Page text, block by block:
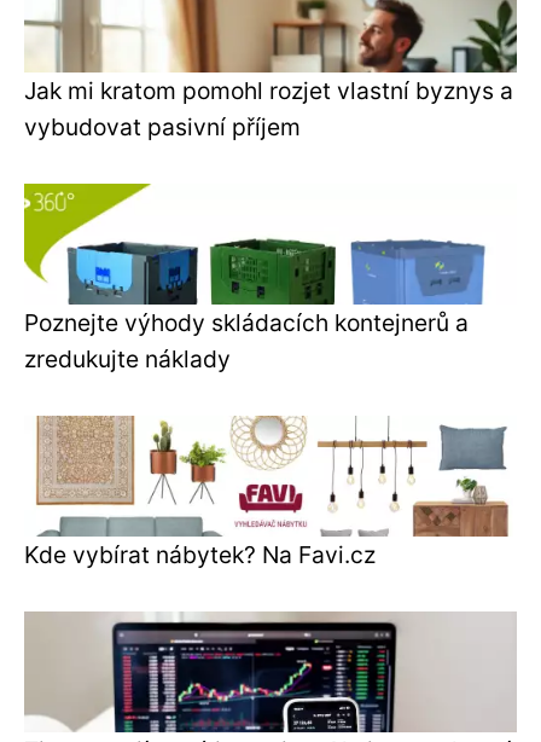
Jak mi kratom pomohl rozjet vlastní byznys a
vybudovat pasivní příjem
Poznejte výhody skládacích kontejnerů a
zredukujte náklady
Kde vybírat nábytek? Na Favi.cz